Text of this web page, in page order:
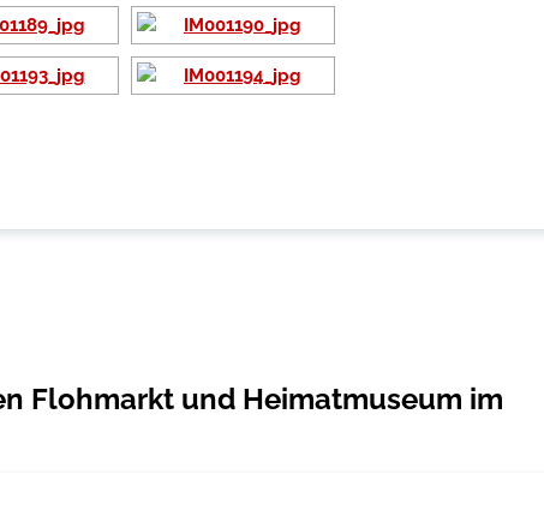
Flohmarkt und Heimatmuseum im